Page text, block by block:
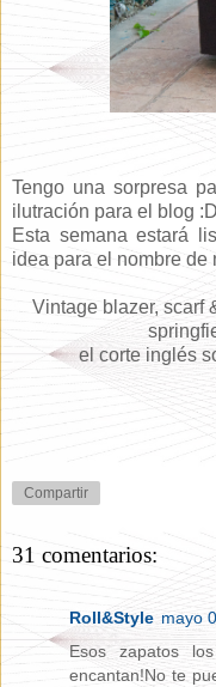
Tengo una sorpresa
ilutración para el blog
Esta semana estará
idea para el nombre de
Vintage blazer, scarf
el corte inglés
Compartir
31 comentarios:
Roll&Style mayo
Esos zapatos
encantan!No te